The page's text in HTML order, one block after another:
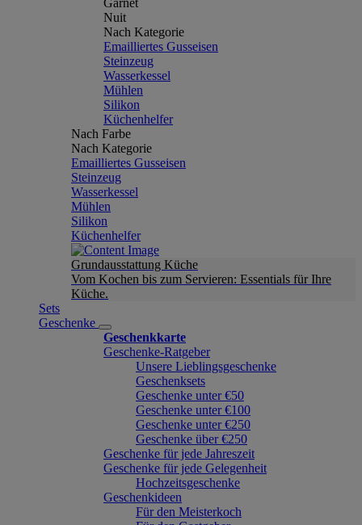
Garnet
Nuit
Nach Kategorie
Emailliertes Gusseisen
Steinzeug
Wasserkessel
Mühlen
Silikon
Küchenhelfer
Nach Farbe
Nach Kategorie
Emailliertes Gusseisen
Steinzeug
Wasserkessel
Mühlen
Silikon
Küchenhelfer
Grundausstattung Küche
Vom Kochen bis zum Servieren: Essentials für Ihre
Küche.
Sets
Geschenke
Geschenkkarte
Geschenke-Ratgeber
Unsere Lieblingsgeschenke
Geschenksets
Geschenke unter €50
Geschenke unter €100
Geschenke unter €250
Geschenke über €250
Geschenke für jede Jahreszeit
Geschenke für jede Gelegenheit
Hochzeitsgeschenke
Geschenkideen
Für den Meisterkoch